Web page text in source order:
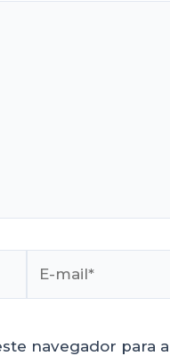
navegador para